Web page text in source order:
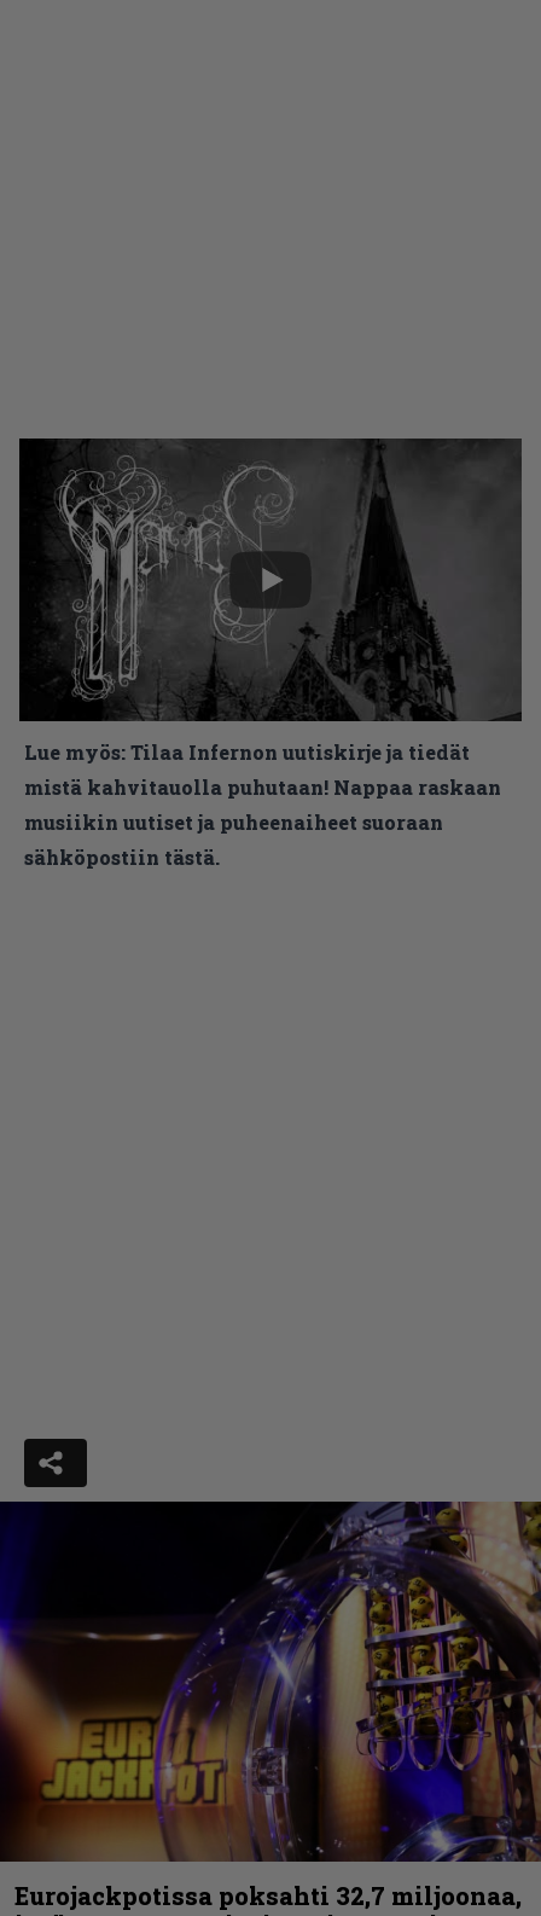
Lue myös:Tilaa Infernon uutiskirje ja tiedät
mistä kahvitauolla puhutaan! Nappaa raskaan
musiikin uutiset ja puheenaiheet suoraan
sähköpostiin tästä.
Eurojackpotissa poksahti 32,7 miljoonaa,